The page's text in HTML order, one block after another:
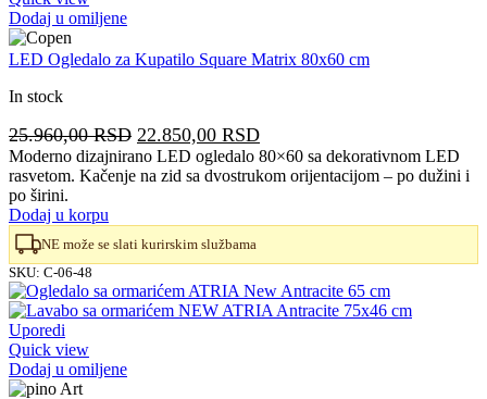
Dodaj u omiljene
LED Ogledalo za Kupatilo Square Matrix 80x60 cm
In stock
25.960,00RSD Originalna
cena
je
25.960,00 RSD.
22.850,00 RSDTrenutna
cena
je:
Moderno dizajnirano LED ogledalo 80×60 sa dekorativnom LED
rasvetom. Kačenje na zid sa dvostrukom orijentacijom – po dužini i
po širini.
Dodaj u korpu
NE može se slati kurirskim službama
SKU: C-06-48
Uporedi
Quick view
Dodaj u omiljene